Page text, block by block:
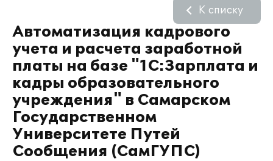
Автоматизация кадрового
учета и расчета заработной
платы на базе "1С:Зарплата и
кадры образовательного
учреждения" в Самарском
Государственном
Университете Путей
Сообщения (СамГУПС)
К списку